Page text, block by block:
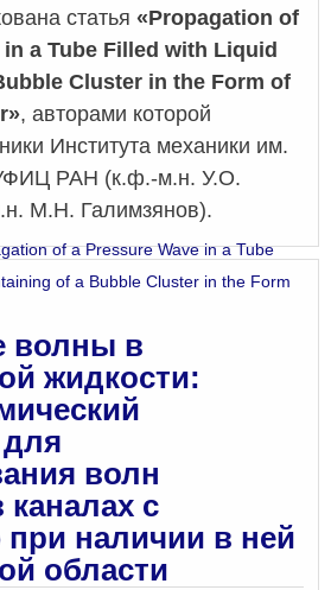
статья «Propagation of
a Tube Filled with Liquid
Cluster in the Form of
, авторами которой
Института механики им.
РАН (к.ф.-м.н. У.О.
М.Н. Галимзянов).
of a Pressure Wave in a Tube
of a Bubble Cluster in the Form
волны в
жидкости:
волн
с
наличии в ней
области